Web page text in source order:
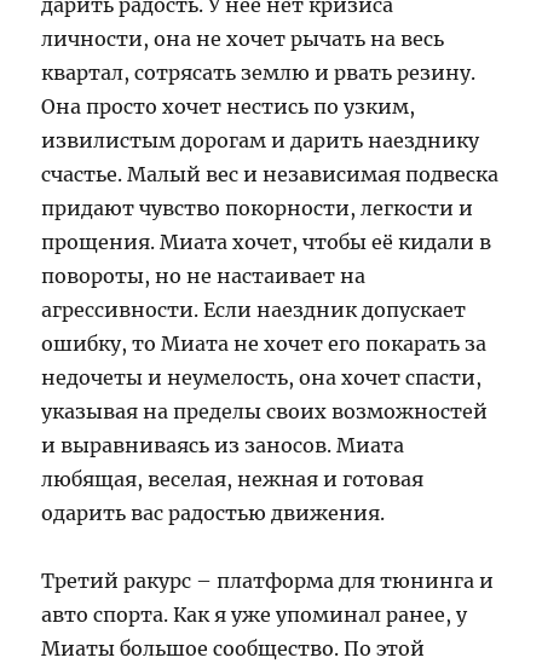
дарить радость. У неё нет кризиса
личности, она не хочет рычать на весь
квартал, сотрясать землю и рвать резину.
Она просто хочет нестись по узким,
извилистым дорогам и дарить наезднику
счастье. Малый вес и независимая подвеска
придают чувство покорности, легкости и
прощения. Миата хочет, чтобы её кидали в
повороты, но не настаивает на
агрессивности. Если наездник допускает
ошибку, то Миата не хочет его покарать за
недочеты и неумелость, она хочет спасти,
указывая на пределы своих возможностей
и выравниваясь из заносов. Миата
любящая, веселая, нежная и готовая
одарить вас радостью движения.
Третий ракурс – платформа для тюнинга и
авто спорта. Как я уже упоминал ранее, у
Миаты большое сообщество. По этой